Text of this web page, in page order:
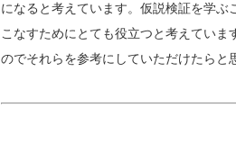
になると考えています。仮説検証を学
こなすためにとても役立つと考えてい
のでそれらを参考にしていただけたらと